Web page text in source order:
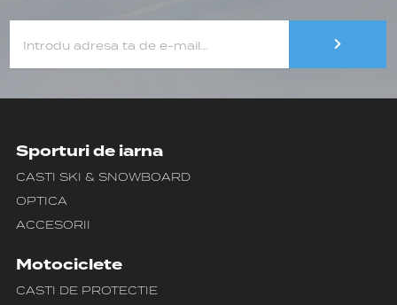
Sporturi de iarna
CASTI SKI & SNOWBOARD
OPTICA
ACCESORII
Motociclete
CASTI DE PROTECTIE